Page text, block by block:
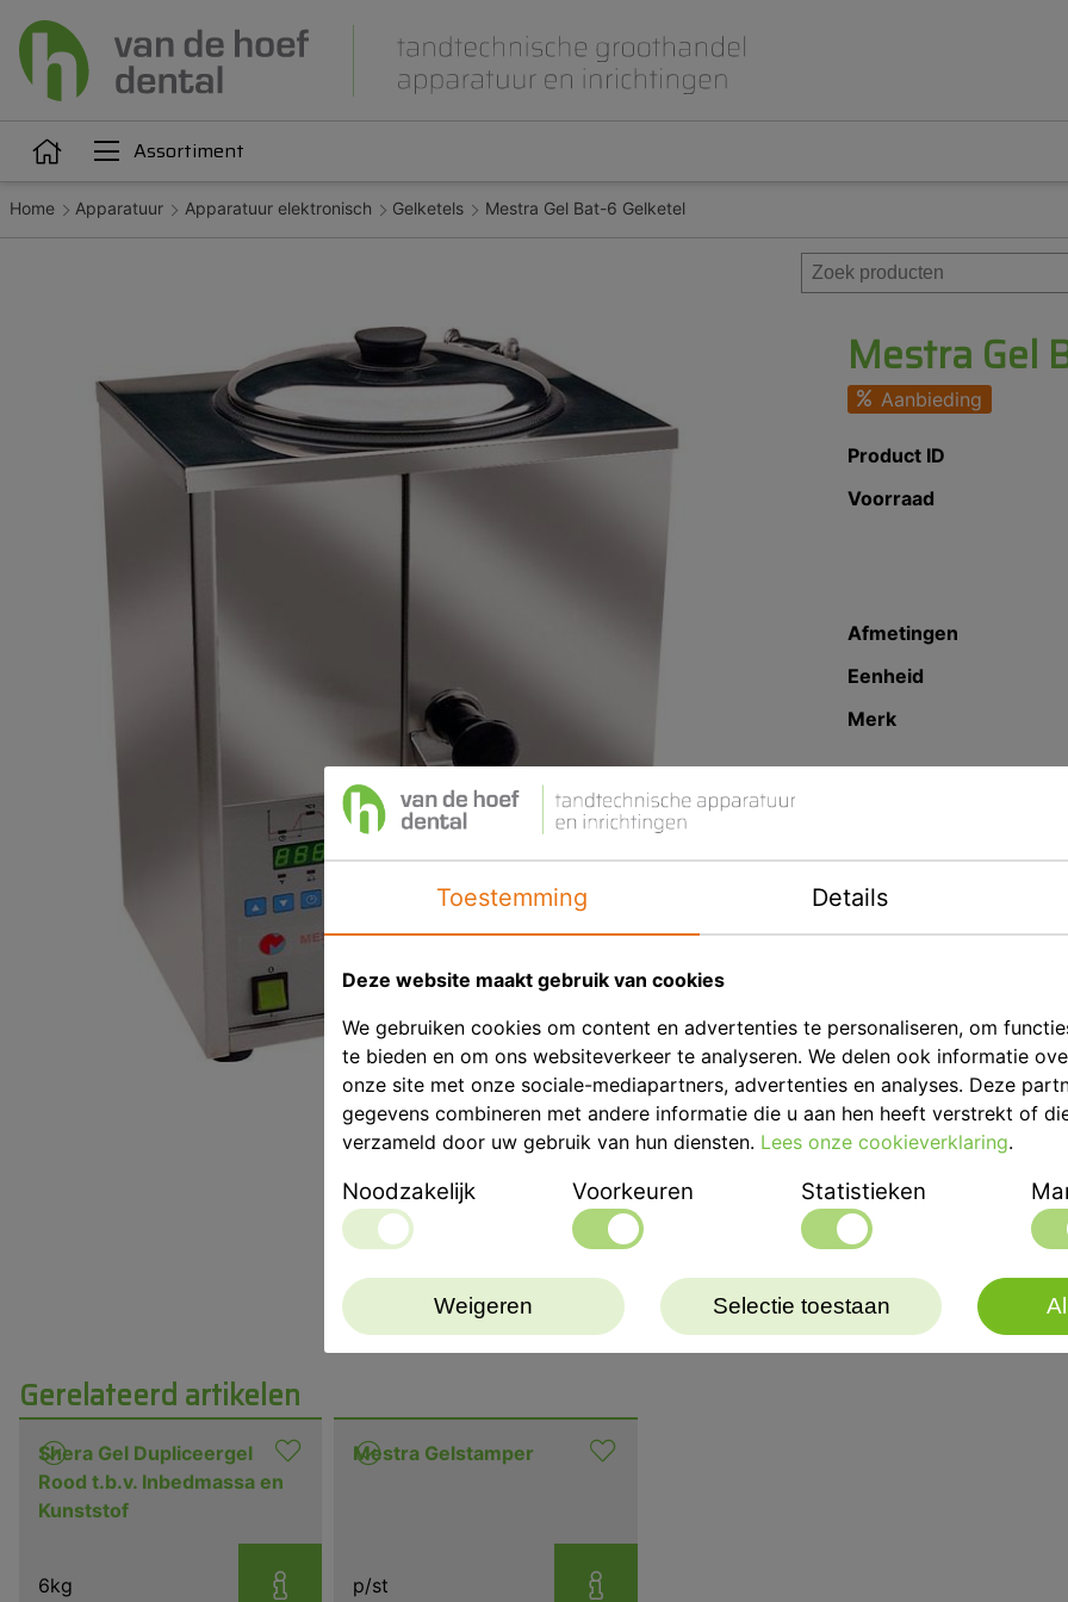
Assortiment
Articulatie Attachments Beet- en lepelplaten
Gips en inbedmassa
Implantologie
Meubilair en inrichting
Modelleren en
Polijsten
Home Apparatuur Apparatuur elektronisch Gelketels Mestra Gel Bat-6 Gelketel
Mestra Gel
Aanbieding
Product ID
Voorraad
Afmetingen
Eenheid
Merk
MESTRA gelketel,
biedt de gebruiker een
de geltemperatuur
U kunt ook eenvoudig
naar
door op de knop te
koude stand worden
Het heeft alle
- Thermisch relais van
- Sonde oververhitting.
- Deksel-open alarm.
- Handbescherming.
Gelketel met RVS
Gerelateerd artikelen
Shera Gel Dupliceergel
Rood t.b.v. Inbedmassa en
Kunststof
6kg
Mestra Gelstamper
p/st
Toestemming Details
Deze website maakt gebruik van cookies
We gebruiken cookies om content en advertenties te personaliseren, om
te bieden en om ons websiteverkeer te analyseren. We delen ook informatie
onze site met onze sociale-mediapartners, advertenties en analyses. Deze
gegevens combineren met andere informatie die u aan hen heeft verstrekt of
verzameld door uw gebruik van hun diensten. Lees onze cookieverklaring.
Noodzakelijk Voorkeuren Statistieken
Weigeren Selectie toestaan